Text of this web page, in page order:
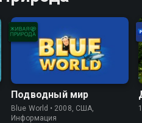
Подводный мир
Blue World • 2008, США,
Информация